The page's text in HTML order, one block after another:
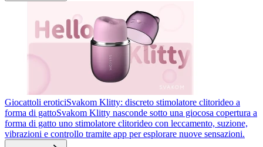
Giocattoli eroticiSvakom Klitty: discreto stimolatore clitorideo a
forma di gattoSvakom Klitty nasconde sotto una giocosa copertura a
forma di gatto uno stimolatore clitorideo con leccamento, suzione,
vibrazioni e controllo tramite app per esplorare nuove sensazioni.